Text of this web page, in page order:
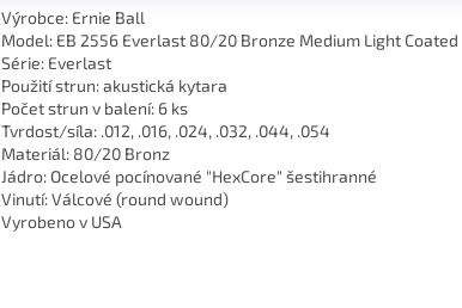
Výrobce: Ernie Ball
Model: EB 2556 Everlast 80/20 Bronze Medium Light Coated
Série: Everlast
Použití strun: akustická kytara
Počet strun v balení: 6 ks
Tvrdost/síla: .012, .016, .024, .032, .044, .054
Materiál: 80/20 Bronz
Jádro: Ocelové pocínované "HexCore" šestihranné
Vinutí: Válcové (round wound)
Vyrobeno v USA